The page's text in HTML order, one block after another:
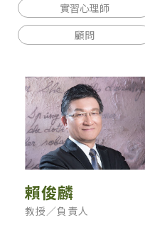
實習心理師
顧問
賴俊麟
教授／負責人